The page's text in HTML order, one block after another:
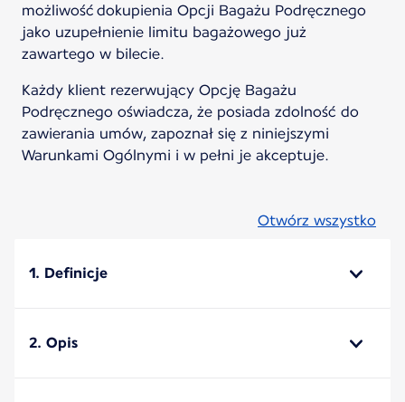
możliwość dokupienia Opcji Bagażu Podręcznego
jako uzupełnienie limitu bagażowego już
zawartego w bilecie.
Każdy klient rezerwujący Opcję Bagażu
Podręcznego oświadcza, że posiada zdolność do
zawierania umów, zapoznał się z niniejszymi
Warunkami Ogólnymi i w pełni je akceptuje.
Otwórz wszystko
1. Definicje
2. Opis